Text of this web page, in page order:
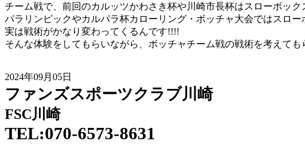
チーム戦で、前回のカルッツかわさき杯や川崎市長杯はスローボック
パラリンピックやカルパラ杯カローリング・ボッチャ大会ではスロー
実は戦術がかなり変わってくるんです!!!!
そんな体験をしてもらいながら、ボッチャチーム戦の戦術を考えても
2024年09月05日
ファンズスポーツクラブ川崎
FSC川崎
TEL:070-6573-8631